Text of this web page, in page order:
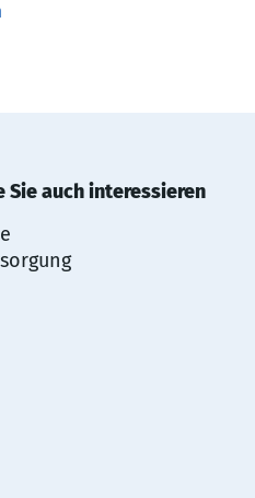
Sie auch interessieren